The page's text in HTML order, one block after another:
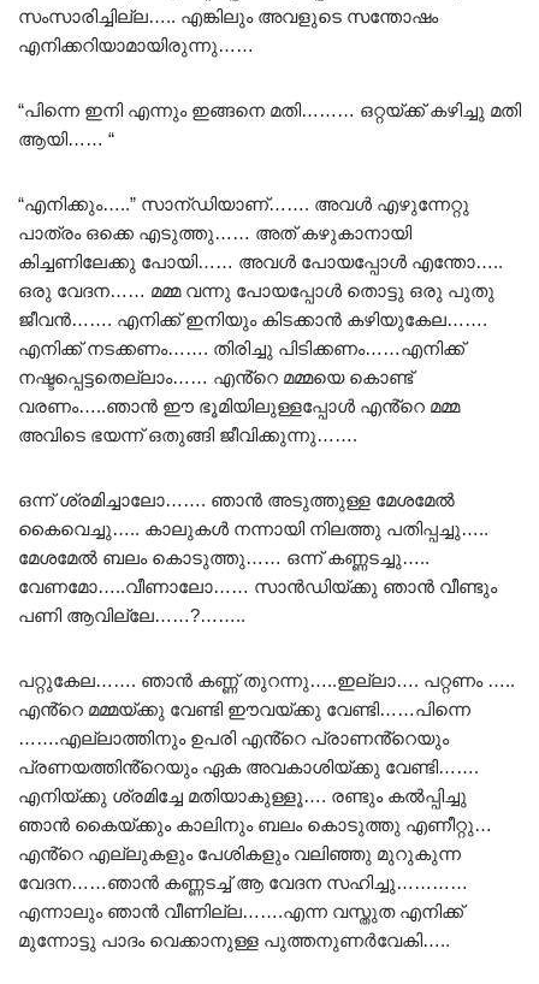
സംസാരിച്ചില്ല….. എങ്കിലും അവളുടെ സന്തോഷം
എനിക്കറിയാമായിരുന്നു……
“പിന്നെ ഇനി എന്നും ഇങ്ങനെ മതി……… ഒറ്റയ്ക്ക് കഴിച്ചു മതി
ആയി…… “
“എനിക്കും…..” സാന്ഡിയാണ്……. അവൾ എഴുന്നേറ്റു
പാത്രം ഒക്കെ എടുത്തു…… അത് കഴുകാനായി
കിച്ചണിലേക്കു പോയി…… അവൾ പോയപ്പോൾ എന്തോ…..
ഒരു വേദന…… മമ്മ വന്നു പോയപ്പോൾ തൊട്ടു ഒരു പുതു
ജീവൻ……. എനിക്ക് ഇനിയും കിടക്കാൻ കഴിയുകേല…….
എനിക്ക് നടക്കണം……. തിരിച്ചു പിടിക്കണം……എനിക്ക്
നഷ്ടപ്പെട്ടതെല്ലാം…… എൻ്റെ മമ്മയെ കൊണ്ട്
വരണം…..ഞാൻ ഈ ഭൂമിയിലുള്ളപ്പോൾ എൻ്റെ മമ്മ
അവിടെ ഭയന്ന് ഒതുങ്ങി ജീവിക്കുന്നു…….
ഒന്ന് ശ്രമിച്ചാലോ……. ഞാൻ അടുത്തുള്ള മേശമേൽ
കൈവെച്ചു….. കാലുകൾ നന്നായി നിലത്തു പതിപ്പച്ചു…..
മേശമേൽ ബലം കൊടുത്തു…… ഒന്ന് കണ്ണടച്ചു…..
വേണമോ…..വീണാലോ…… സാൻഡിയ്ക്കു ഞാൻ വീണ്ടും
പണി ആവില്ലേ……?……..
പറ്റുകേല……. ഞാൻ കണ്ണ് തുറന്നു…..ഇല്ലാ…. പറ്റണം …..
എൻ്റെ മമ്മയ്ക്കു വേണ്ടി ഈവയ്ക്കു വേണ്ടി……പിന്നെ
…….എല്ലാത്തിനും ഉപരി എൻ്റെ പ്രാണൻ്റെയും
പ്രണയത്തിൻ്റെയും ഏക അവകാശിയ്ക്കു വേണ്ടി…….
എനിയ്ക്കു ശ്രമിച്ചേ മതിയാകുള്ളൂ…. രണ്ടും കൽപ്പിച്ചു
ഞാൻ കൈയ്ക്കും കാലിനും ബലം കൊടുത്തു എണീറ്റു…
എൻ്റെ എല്ലുകളും പേശികളും വലിഞ്ഞു മുറുകുന്ന
വേദന……ഞാൻ കണ്ണടച്ച് ആ വേദന സഹിച്ചു…………
എന്നാലും ഞാൻ വീണില്ല…….എന്ന വസ്തുത എനിക്ക്
മുന്നോട്ടു പാദം വെക്കാനുള്ള പുത്തനുണർവേകി…..